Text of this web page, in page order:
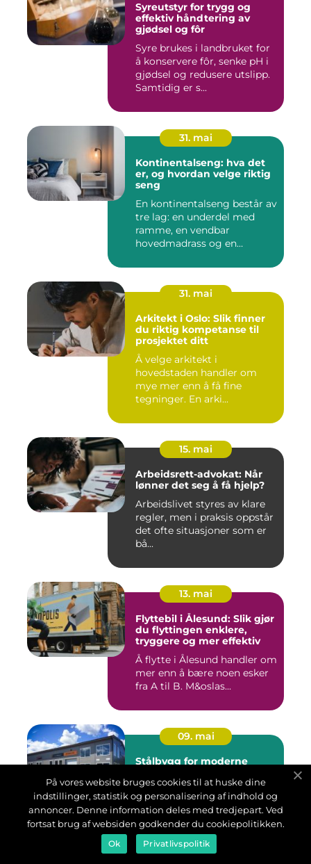
Syreutstyr for trygg og
effektiv håndtering av
gjødsel og fôr
Syre brukes i landbruket for
å konservere fôr, senke pH i
gjødsel og redusere utslipp.
Samtidig er s...
31. mai
Kontinentalseng: hva det
er, og hvordan velge riktig
seng
En kontinentalseng består av
tre lag: en underdel med
ramme, en vendbar
hovedmadrass og en
31. mai
Arkitekt i Oslo: Slik finner
du riktig kompetanse til
prosjektet ditt
Å velge arkitekt i
hovedstaden handler om
mye mer enn å få fine
tegninger. En arki...
15. mai
Arbeidsrett-advokat: Når
lønner det seg å få hjelp?
Arbeidslivet styres av klare
regler, men i praksis oppstår
det ofte situasjoner som er
bå...
13. mai
Flyttebil i Ålesund: Slik gjør
du flyttingen enklere,
tryggere og mer effektiv
Å flytte i Ålesund handler om
mer enn å bære noen esker
fra A til B. M&oslas...
09. mai
Stålbygg for moderne
landbruk
stålbygg er i ferd med å bli
en foretrukket løsning for
mange som skal oppføre nye
haller, lagerbygg...
På vores website bruges cookies til at huske dine
indstillinger, statistik og personalisering af indhold og
annoncer. Denne information deles med tredjepart. Ved
fortsat brug af websiden godkender du cookiepolitikken.
Ok Privatlivspolitik